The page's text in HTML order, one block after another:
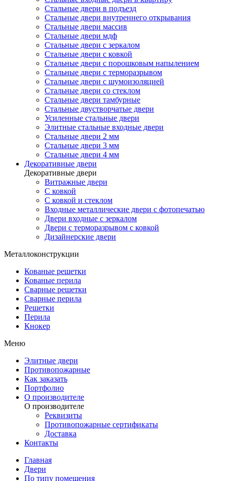
Стальные двери в подъезд
Стальные двери внутреннего открывания
Стальные двери массив
Стальные двери мдф
Стальные двери с зеркалом
Стальные двери с ковкой
Стальные двери с порошковым напылением
Стальные двери с терморазрывом
Стальные двери с шумоизоляцией
Стальные двери со стеклом
Стальные двери тамбурные
Стальные двустворчатые двери
Усиленные стальные двери
Элитные стальные входные двери
Стальные двери 2 мм
Стальные двери 3 мм
Стальные двери 4 мм
Декоративные двери
Декоративные двери
Витражные двери
С ковкой
С ковкой и стеклом
Входные металлические двери с фотопечатью
Двери входные с зеркалом
Двери с терморазрывом с ковкой
Дизайнерские двери
Металлоконструкции
Кованые решетки
Кованые перила
Сварные решетки
Сварные перила
Решетки
Перила
Кнокер
Меню
Элитные двери
Противопожарные
Как заказать
Портфолио
О производителе
О производителе
Реквизиты
Противопожарные сертификаты
Доставка
Контакты
Главная
Двери
По типу помещения